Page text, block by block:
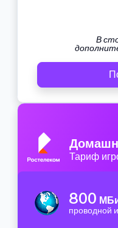
В
Тариф
800
проводной